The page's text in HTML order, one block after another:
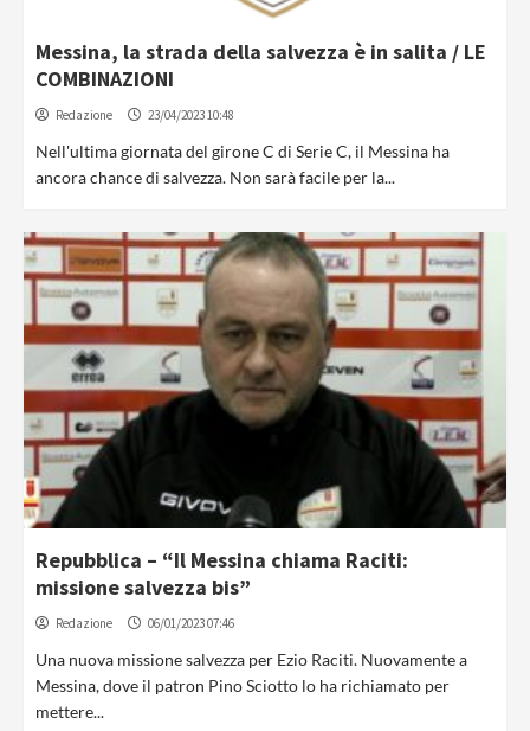
Messina, la strada della salvezza è in salita / LE
COMBINAZIONI
Redazione 23/04/2023 10:48
Nell'ultima giornata del girone C di Serie C, il Messina ha
ancora chance di salvezza. Non sarà facile per la...
Repubblica – “Il Messina chiama Raciti:
missione salvezza bis”
Redazione 06/01/2023 07:46
Una nuova missione salvezza per Ezio Raciti. Nuovamente a
Messina, dove il patron Pino Sciotto lo ha richiamato per
mettere...